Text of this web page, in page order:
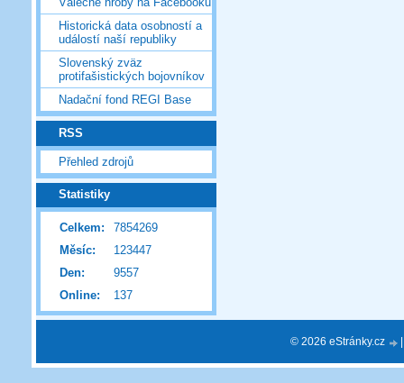
Historická data osobností a
událostí naší republiky
Slovenský zväz
protifašistických bojovníkov
Nadační fond REGI Base
RSS
Přehled zdrojů
Statistiky
Online: 137
Celkem:
7854269
Měsíc:
123447
Den:
9557
© 2026 eStránky.cz